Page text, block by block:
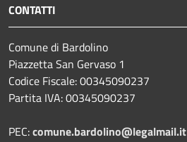
CONTATTI
Comune di Bardolino
Piazzetta San Gervaso 1
Codice Fiscale: 00345090237
Partita IVA: 00345090237
PEC:comune.bardolino@legalmail.it